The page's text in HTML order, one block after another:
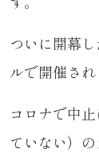
ついに開幕
ルで開催され
コロナで中
ていない）